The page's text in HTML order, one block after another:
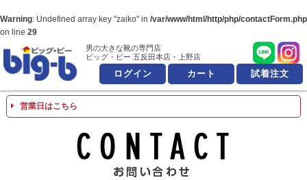
Warning: Undefined array key "zaiko" in /var/www/html/http/php/contactForm.php
on line 29
男の大きな靴の
男の大きな靴の専門店
ビッグ・ビー 五反田本店・上野店
ログイン カート 試着注文
営業日はこちら